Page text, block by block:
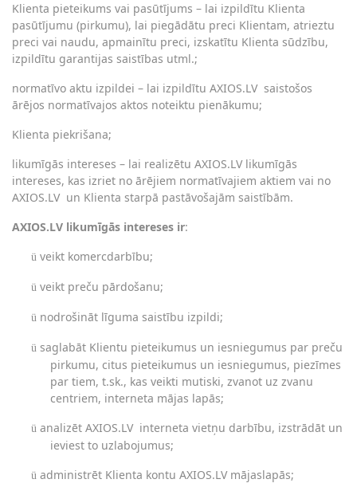
Klienta pieteikums vai pasūtījums – lai izpildītu Klienta
pasūtījumu (pirkumu), lai piegādātu preci Klientam, atrieztu
preci vai naudu, apmainītu preci, izskatītu Klienta sūdzību,
izpildītu garantijas saistības utml.;
normatīvo aktu izpildei – lai izpildītu AXIOS.LV saistošos
ārējos normatīvajos aktos noteiktu pienākumu;
Klienta piekrišana;
likumīgās intereses – lai realizētu AXIOS.LV likumīgās
intereses, kas izriet no ārējiem normatīvajiem aktiem vai no
AXIOS.LV un Klienta starpā pastāvošajām saistībām.
AXIOS.LV likumīgās intereses ir:
ü veikt komercdarbību;
ü veikt preču pārdošanu;
ü nodrošināt līguma saistību izpildi;
ü saglabāt Klientu pieteikumus un iesniegumus par preču
pirkumu, citus pieteikumus un iesniegumus, piezīmes
par tiem, t.sk., kas veikti mutiski, zvanot uz zvanu
centriem, interneta mājas lapās;
ü analizēt AXIOS.LV interneta vietņu darbību, izstrādāt un
ieviest to uzlabojumus;
ü administrēt Klienta kontu AXIOS.LV mājaslapās;